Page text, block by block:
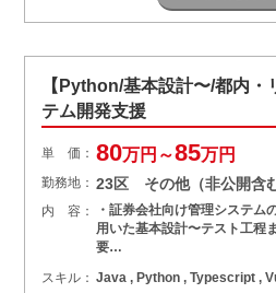
【Python/基本設計〜/都内・
テム開発支援
単 価： 80万円～85万円
勤務地： 23区 その他（非公開含む
内 容：
・証券会社向け管理システ
用いた基本設計〜テスト工程
要…
スキル： Java , Python , Typescript ,